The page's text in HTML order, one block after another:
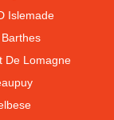
Islemade
De Lomagne